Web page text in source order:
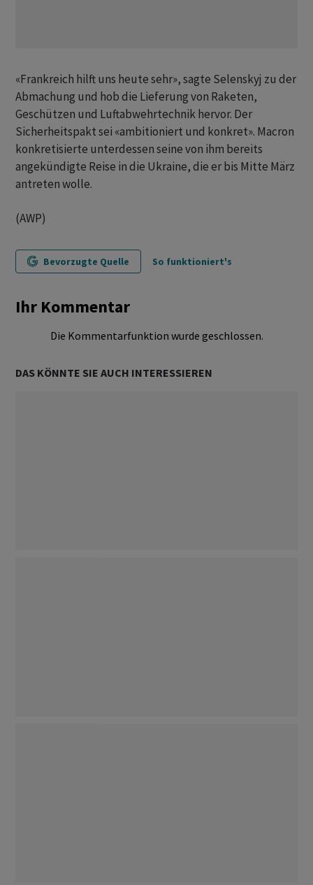
«Frankreich hilft uns heute sehr», sagte Selenskyj zu der
Abmachung und hob die Lieferung von Raketen,
Geschützen und Luftabwehrtechnik hervor. Der
Sicherheitspakt sei «ambitioniert und konkret». Macron
konkretisierte unterdessen seine von ihm bereits
angekündigte Reise in die Ukraine, die er bis Mitte März
antreten wolle.
(AWP)
Bevorzugte Quelle So funktioniert's
Ihr Kommentar
Die Kommentarfunktion wurde geschlossen.
DAS KÖNNTE SIE AUCH INTERESSIEREN